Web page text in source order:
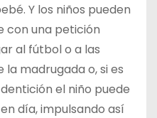
Y los niños pueden
con una petición
al fútbol o a las
la madrugada o, si es
el niño puede
día, impulsando así